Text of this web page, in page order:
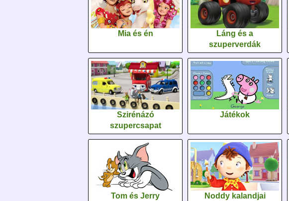
Mia és én
Láng és a
szuperverdák
Szirénázó
szupercsapat
Játékok
Tom és Jerry
Noddy kalandjai